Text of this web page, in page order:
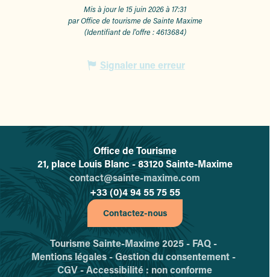
Mis à jour le 15 juin 2026 à 17:31
par Office de tourisme de Sainte Maxime
(Identifiant de l'offre :4613684)
Signaler une erreur
L'office de tourisme de Sainte-
Office de Tourisme
21, place Louis Blanc - 83120 Sainte-Maxime
contact@sainte-maxime.com
+33 (0)4 94 55 75 55
Contactez-nous
Tourisme Sainte-Maxime 2025 - FAQ -
Mentions légales -Gestion du consentement -
CGV -Accessibilité : non conforme